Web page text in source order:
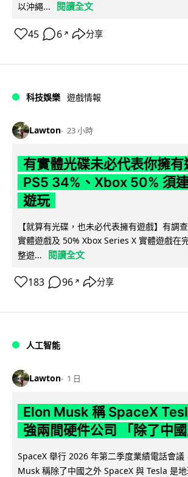
以沖繩... 閱讀全文
45 6 ↗ 分享
科技娛樂 遊戲情報
Lawton 23 小時
有實體光碟未必代表你擁有
PS5 34%、Xbox 50% 須
遊玩
【就算有光碟，也未必代表擁有遊戲】有調
實體遊戲及 50% Xbox Series X 實體遊戲在
整遊...
閱讀全文
183 96 ↗ 分享
人工智能
Lawton 1 日
Elon Musk 稱 SpaceX
強兩間硬件公司 「除了中國
SpaceX 舉行 2026 年第二季度業績電話會議
Musk 稱除了中國之外 SpaceX 與 Tesla 是